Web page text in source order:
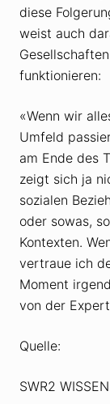
diese
weist auch
funktionieren:
«Wenn wir
Umfeld
am Ende des
zeigt sich ja
sozialen
oder sowas,
Kontexten.
vertraue ich
Moment
von der
Quelle:
SWR2